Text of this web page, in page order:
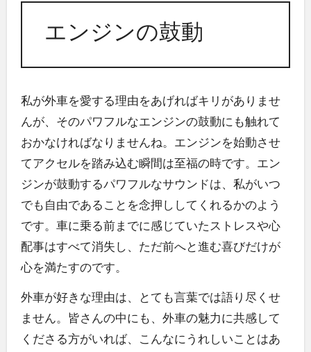
エンジンの鼓動
私が外車を愛する理由をあげればキリがありませ
んが、そのパワフルなエンジンの鼓動にも触れて
おかなければなりませんね。エンジンを始動させ
てアクセルを踏み込む瞬間は至福の時です。エン
ジンが鼓動するパワフルなサウンドは、私がいつ
でも自由であることを念押ししてくれるかのよう
です。車に乗る前までに感じていたストレスや心
配事はすべて消失し、ただ前へと進む喜びだけが
心を満たすのです。
外車が好きな理由は、とても言葉では語り尽くせ
ません。皆さんの中にも、外車の魅力に共感して
くださる方がいれば、こんなにうれしいことはあ